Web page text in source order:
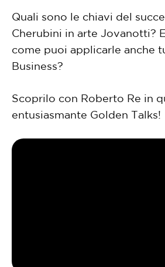
Quali sono le chiavi del
Cherubini in arte Jovanotti?
come puoi applicarle anche
Business?
Scoprilo con Roberto Re in
entusiasmante Golden Talks!